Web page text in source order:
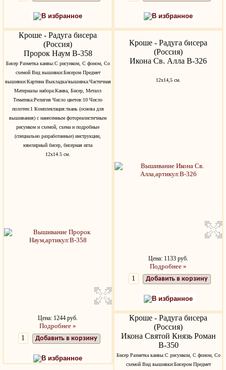
В избранное В избранное
Кроше - Радуга бисера
(Россия)
Пророк Наум В-358
Бисер Разметка канвы:С рисунком, С фоном, Со
схемой Вид вышивки:Бисером Предмет
вышивки:Картина Выкладка/вышивка:Частичная
Материалы набора:Канва, Бисер, Металл
Тематика:Религия Число цветов:10 Число
полотен:1 Комплектация:ткань (основа для
вышивания) с нанесенным фотореалистичным
рисунком и схемой, схема и подробные
(специально разработанные) инструкции,
ювелирный бисер, бисерная игла
12х14.5 см.
Цена: 1244 руб.
Подробнее »
Добавить в корзину
В избранное
Кроше - Радуга бисера
(Россия)
Икона Св. Алла В-326
12х14,5 см.
Цена: 1133 руб.
Подробнее »
Добавить в корзину
В избранное
Кроше - Радуга бисера
(Россия)
Икона Святой Князь Роман
В-350
Бисер Разметка канвы:С рисунком, С фоном, Со
схемой Вид вышивки:Бисером Предмет